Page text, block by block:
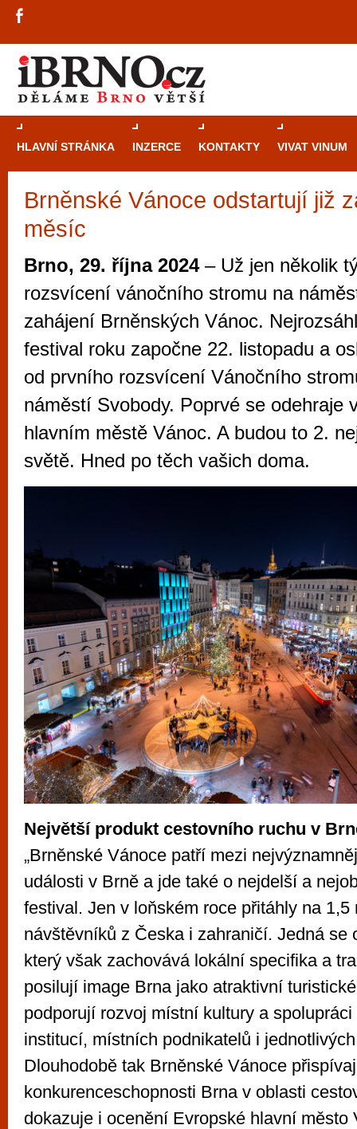
HLAVNÍ STRÁNKA INZERCE KONTAKTY VIVAT VINUM
Brněnské Vánoce odstartují již
měsíc
Brno, 29. října 2024– Už jen několik
rozsvícení vánočního stromu na
zahájení Brněnských Vánoc.
festival roku započne 22. listopadu a
od prvního rozsvícení Vánočního
náměstí Svobody. Poprvé se odehraje
hlavním městě Vánoc. A budou to 2.
světě. Hned po těch vašich doma.
Největší produkt cestovního ruchu v
„Brněnské Vánoce patří mezi
události v Brně a jde také o nejdelší a
festival. Jen v loňském roce přitáhly na 1,5
návštěvníků z Česka i zahraničí. Jedná se
který však zachovává lokální specifika a
posilují image Brna jako atraktivní
podporují rozvoj místní kultury a
institucí, místních podnikatelů i
Dlouhodobě tak Brněnské Vánoce
konkurenceschopnosti Brna v oblasti
dokazuje i ocenění Evropské hlavní město
Průvodce
Brno je
zajímavé
restaurace,
Mimo jiné je ale také místem, kde si
vyzkoušet různé kasinové hry. V
metropoli naleznete širokou nabídku her
po moderní automaty jak pro pravidelné
příležitostné hráče. V...